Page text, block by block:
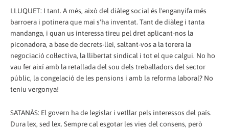
LLUQUET: I tant. A més, això del diàleg social és l'enganyifa més
barroera i potinera que mai s'ha inventat. Tant de diàleg i tanta
mandanga, i quan us interessa tireu pel dret aplicant-nos la
piconadora, a base de decrets-llei, saltant-vos a la torera la
negociació col·lectiva, la llibertat sindical i tot el que calgui. No ho
vau fer així amb la retallada del sou dels treballadors del sector
públic, la congelació de les pensions i amb la reforma laboral? No
teniu vergonya!
SATANÀS: El govern ha de legislar i vetllar pels interessos del país.
Dura lex, sed lex. Sempre cal esgotar les vies del consens, però